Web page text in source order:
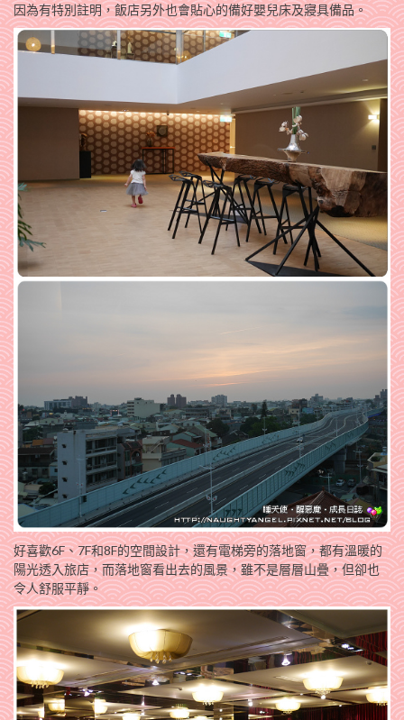
因為有特別註明，飯店另外也會貼心的備好嬰兒床及寢具備品。
好喜歡6F、7F和8F的空間設計，還有電梯旁的落地窗，都有溫暖的
陽光透入旅店，而落地窗看出去的風景，雖不是層層山疊，但卻也
令人舒服平靜。